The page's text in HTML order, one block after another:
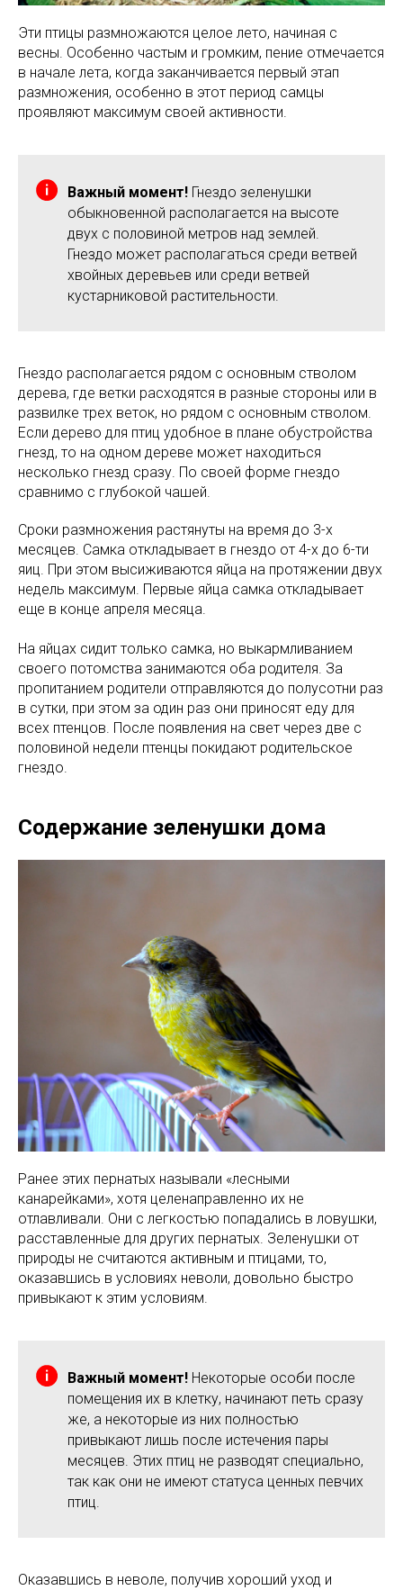
Эти птицы размножаются целое лето, начиная с
весны. Особенно частым и громким, пение отмечается
в начале лета, когда заканчивается первый этап
размножения, особенно в этот период самцы
проявляют максимум своей активности.
Важный момент! Гнездо зеленушки
обыкновенной располагается на высоте
двух с половиной метров над землей.
Гнездо может располагаться среди ветвей
хвойных деревьев или среди ветвей
кустарниковой растительности.
Гнездо располагается рядом с основным стволом
дерева, где ветки расходятся в разные стороны или в
развилке трех веток, но рядом с основным стволом.
Если дерево для птиц удобное в плане обустройства
гнезд, то на одном дереве может находиться
несколько гнезд сразу. По своей форме гнездо
сравнимо с глубокой чашей.
Сроки размножения растянуты на время до 3-х
месяцев. Самка откладывает в гнездо от 4-х до 6-ти
яиц. При этом высиживаются яйца на протяжении двух
недель максимум. Первые яйца самка откладывает
еще в конце апреля месяца.
На яйцах сидит только самка, но выкармливанием
своего потомства занимаются оба родителя. За
пропитанием родители отправляются до полусотни раз
в сутки, при этом за один раз они приносят еду для
всех птенцов. После появления на свет через две с
половиной недели птенцы покидают родительское
гнездо.
Содержание зеленушки дома
Ранее этих пернатых называли «лесными
канарейками», хотя целенаправленно их не
отлавливали. Они с легкостью попадались в ловушки,
расставленные для других пернатых. Зеленушки от
природы не считаются активным и птицами, то,
оказавшись в условиях неволи, довольно быстро
привыкают к этим условиям.
Важный момент! Некоторые особи после
помещения их в клетку, начинают петь сразу
же, а некоторые из них полностью
привыкают лишь после истечения пары
месяцев. Этих птиц не разводят специально,
так как они не имеют статуса ценных певчих
птиц.
Оказавшись в неволе, получив хороший уход и